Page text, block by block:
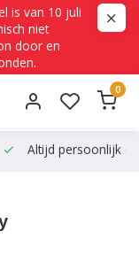
is van 10 juli
niet
door en
0
Altijd persoonlijk